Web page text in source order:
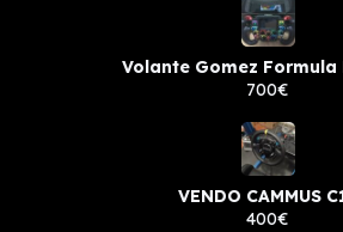
Volante Gomez Formula
700€
VENDO CAMMUS
400€